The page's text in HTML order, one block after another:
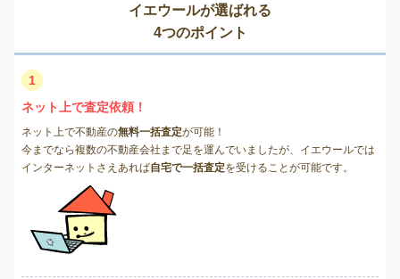
イエウールが選ばれる
4つのポイント
1
ネット上で査定依頼！
ネット上で不動産の無料一括査定が可能！
今までなら複数の不動産会社まで足を運んでいましたが、イエウールでは
インターネットさえあれば自宅で一括査定を受けることが可能です。